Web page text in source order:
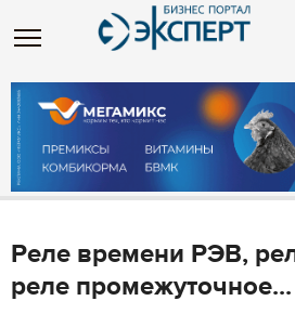
Реле времени РЭВ,
реле промежуточное...